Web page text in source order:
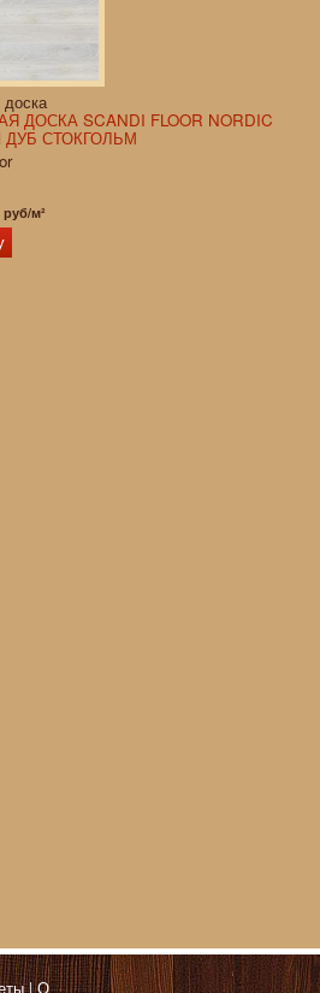
доска
ДОСКА SCANDI FLOOR NORDIC
ДУБ СТОКГОЛЬМ
руб/м²
О